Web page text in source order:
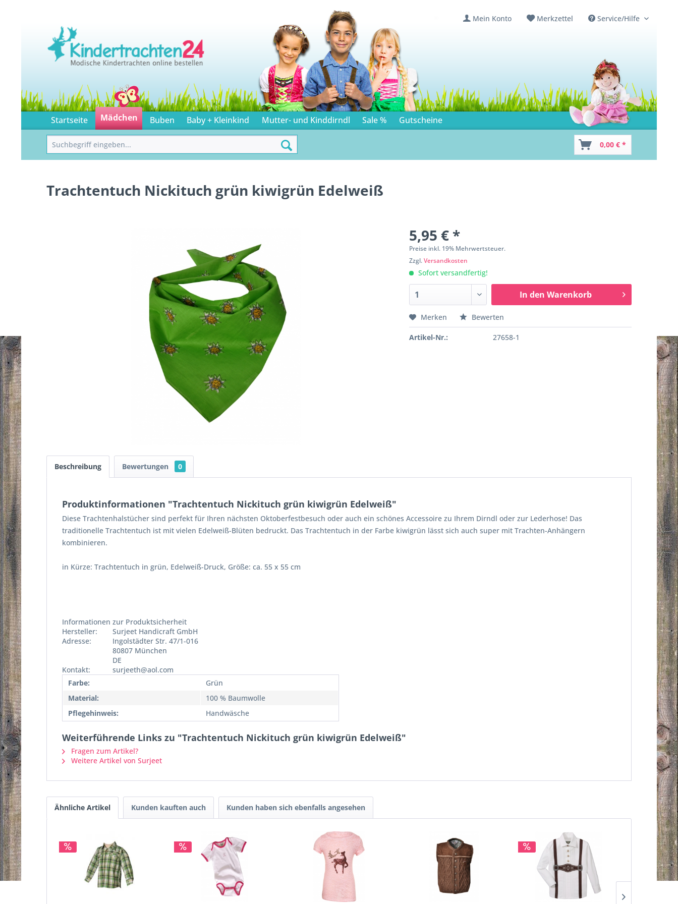
Mein Konto Merkzettel Service/Hilfe
Startseite Mädchen Buben Baby + Kleinkind Mutter- und Kinddirndl Sale % Gutscheine
0,00 € *
Trachtentuch Nickituch grün kiwigrün Edelweiß
5,95 € *
Preise inkl. 19% Mehrwertsteuer.
Zzgl.Versandkosten
Sofort versandfertig!
In den Warenkorb
Merken Bewerten
Artikel-Nr.: 27658-1
Beschreibung Bewertungen 0
Produktinformationen "Trachtentuch Nickituch grün kiwigrün Edelweiß"
Diese Trachtenhalstücher sind perfekt für Ihren nächsten Oktoberfestbesuch oder auch ein schönes Accessoire zu Ihrem Dirndl oder zur Lederhose! Das
traditionelle Trachtentuch ist mit vielen Edelweiß-Blüten bedruckt. Das Trachtentuch in der Farbe kiwigrün lässt sich auch super mit Trachten-Anhängern
kombinieren.
in Kürze: Trachtentuch in grün, Edelweiß-Druck, Größe: ca. 55 x 55 cm
Informationen zur Produktsicherheit
Hersteller:
Surjeet Handicraft GmbH
Adresse:
Ingolstädter Str. 47/1-016
80807 München
DE
Kontakt:
surjeeth@aol.com
Farbe:
Grün
Material:
100 % Baumwolle
Pflegehinweis:
Handwäsche
Weiterführende Links zu "Trachtentuch Nickituch grün kiwigrün Edelweiß"
Fragen zum Artikel?
Weitere Artikel von Surjeet
Ähnliche Artikel Kunden kauften auch Kunden haben sich ebenfalls angesehen